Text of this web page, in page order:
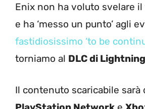
Enix non ha voluto svelare il
e ha ‘messo un punto’ agli
fastidiosissimo ‘to be
torniamo al DLC di Lightning
Il contenuto scaricabile sarà